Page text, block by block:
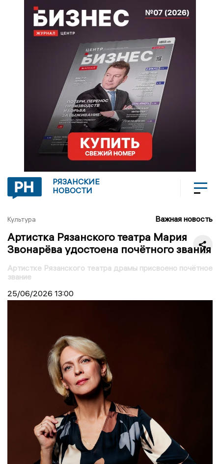
РЯЗАНСКИЕ
НОВОСТИ
Культура Важная новость
Артистка Рязанского театра Мария
Звонарёва удостоена почётного звания
Артистке Рязанского театра драмы присвоено почётное
звание
25/06/2026 13:00